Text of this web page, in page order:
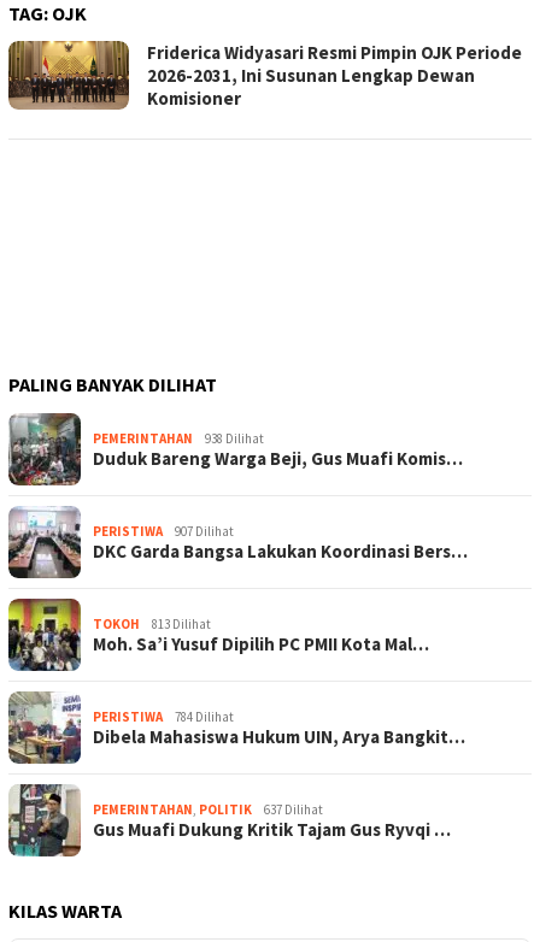
TAG: OJK
Friderica Widyasari Resmi Pimpin OJK Periode
2026-2031, Ini Susunan Lengkap Dewan
Komisioner
PALING BANYAK DILIHAT
PEMERINTAHAN 938 Dilihat
Duduk Bareng Warga Beji, Gus Muafi Komis…
PERISTIWA 907 Dilihat
DKC Garda Bangsa Lakukan Koordinasi Bers…
TOKOH 813 Dilihat
Moh. Sa’i Yusuf Dipilih PC PMII Kota Mal…
PERISTIWA 784 Dilihat
Dibela Mahasiswa Hukum UIN, Arya Bangkit…
PEMERINTAHAN, POLITIK 637 Dilihat
Gus Muafi Dukung Kritik Tajam Gus Ryvqi …
KILAS WARTA